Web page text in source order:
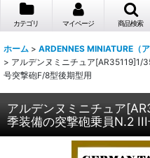
カテゴリ マイページ 商品検索
ホーム > ARDENNES MINIATURE（
> アルデンヌミニチュア[AR35119]1/
号突撃砲F/8型後期型用
アルデンヌミニチュア
季装備の突撃砲乗員N.2